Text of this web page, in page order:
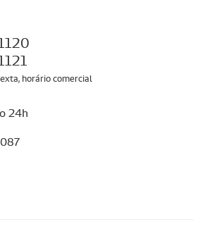
horário comercial
24h